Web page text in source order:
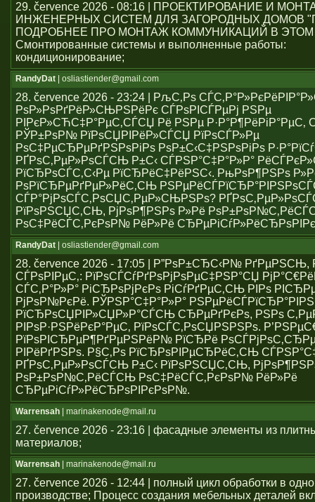
29. července 2026 - 08:16 | ПРОЕКТИРОВАНИЕ И
ИНЖЕНЕРНЫХ СИСТЕМ ДЛЯ ЗАГОРОДНЫХ ДОМОВ
ПОДРОБНЕЕ ПРО МОНТАЖ КОММУНИКАЦИЙ В
Смонтированные системы и выполненные работы:
кондиционирование;
RandyDat | osliastiender@gmail.com
28. července 2026 - 23:24 | РљС‚Рѕ
РѕР»РѕРґРёР»СЊРЅРёРє СЃРѕРІСЃРµРј РЅРµ
РІРєР»СЋС‡Р°РµС‚СЃСЏ Рё РЅРµ Р·Р°Р¶РёРіР°РµС‚
РЎР±РѕР№ РїРѕСЏРІРёР»СЃСЏ РїРѕСЃР»Рµ
РѕС‡РµСЂРµРґРЅРѕРіРѕ РѕР±С‹С‡РЅРѕРіРѕ
РҐРѕС‚РµР»РѕСЃСЊ Р±С‹ СЃРЅР°С‡Р°Р»Р°
РїСЂРѕСЃС‚С‹Рµ РїСЂРёС‡РёРЅС‹. РњРѕР¶РЅРѕ
РѕРїСЂРµРґРµР»РёС‚СЊ
СЃР°РјРѕСЃС‚РѕСЏС‚РµР»СЊРЅРѕ?
РїРѕРЅСЏС‚СЊ, РјРѕР¶РЅРѕ Р»Рё
РѕС‡РёСЃС‚РєРѕР№ РёР»Рё
RandyDat | osliastiender@gmail.com
28. července 2026 - 17:05 | Р”РѕР±СЂС‹Р№
СЃРѕРІРµС‚: РїРѕСЃСѓРґРѕРјРѕРµС‡РЅР°СЏ
СЃС‚Р°Р»Р° РіСЂРѕРјРєРѕ РіСѓРґРµС‚СЊ РІРѕ
РјРѕР№РєРё. РЎРЅР°С‡Р°Р»Р°
РїСЂРѕСЏРІР»СЏР»Р°СЃСЊ СЂРµРґРєРѕ, РЅРѕ
РІРѕР·РЅРёРєР°РµС‚ РїРѕСЃС‚РѕСЏРЅРЅРѕ.
РїРѕРІСЂРµР¶РґРµРЅРёР№ РїСЂРё
РІРёРґРЅРѕ. Р§С‚Рѕ РїСЂРѕРІРµСЂРёС‚СЊ
РҐРѕС‚РµР»РѕСЃСЊ Р±С‹ РїРѕРЅСЏС‚СЊ,
РѕР±РѕР№С‚РёСЃСЊ РѕС‡РёСЃС‚РєРѕР№ РёР»Рё
СЂРµРіСѓР»РёСЂРѕРІРєРѕР№.
Warrensah | marinakenode@mail.ru
27. července 2026 - 23:16 | фасадные элементы из
материалов;
Warrensah | marinakenode@mail.ru
27. července 2026 - 12:44 | полный цикл обработки в
производстве; Процесс создания мебельных деталей